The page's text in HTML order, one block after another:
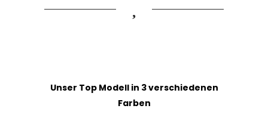
Unser Top Modell in 3 verschiedenen
Farben